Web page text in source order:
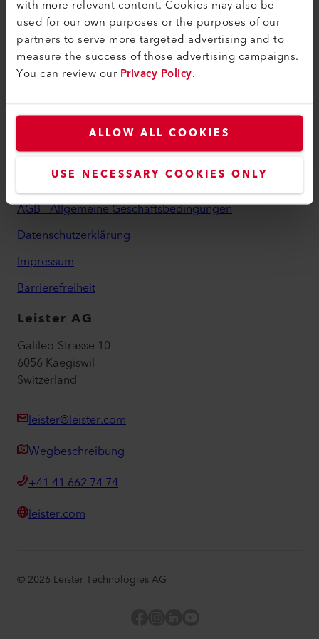
with more relevant content. Cookies may also be
used for our own purposes or the purposes of our
partners to serve more targeted advertising and to
measure the success of those advertising campaigns.
You can review ourPrivacy Policy.
ALLOW ALL COOKIES
USE NECESSARY COOKIES ONLY
myLeister Account
Academy
Services
Rechtliches und Hilfe
Kontakt
Händler finden
AGB - Allgemeine Geschäftsbedingungen
Datenschutzerklärung
Impressum
Barrierefreiheit
Leister AG
Galileo-Strasse 10
6056 Kaegiswil
Switzerland
leister@leister.com
Wegbeschreibung
+41 41 662 74 74
leister.com
© 2026 Leister Technologies AG